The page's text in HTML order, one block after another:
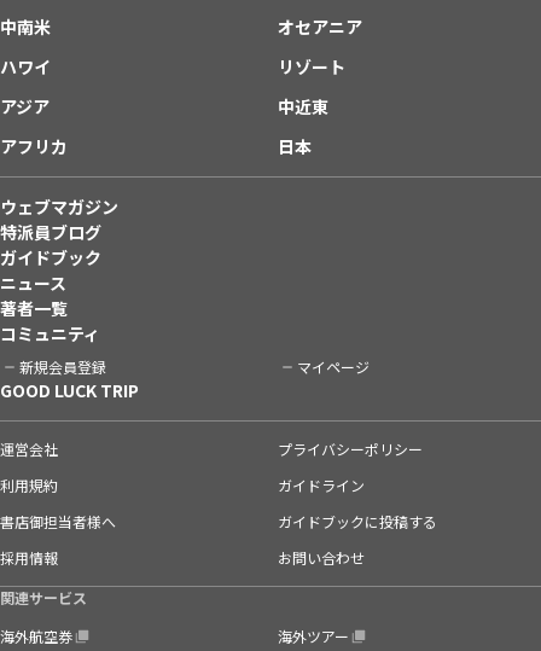
中南米
オセアニア
ハワイ
リゾート
アジア
中近東
アフリカ
日本
ウェブマガジン
特派員ブログ
ガイドブック
ニュース
著者一覧
コミュニティ
新規会員登録 マイページ
GOOD LUCK TRIP
運営会社
プライバシーポリシー
利用規約
ガイドライン
書店御担当者様へ
ガイドブックに投稿する
採用情報
お問い合わせ
関連サービス
海外航空券
海外ツアー